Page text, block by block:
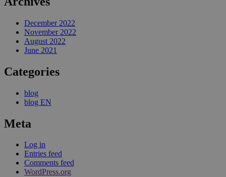
December 2022
November 2022
August 2022
June 2021
Categories
blog
blog EN
Meta
Log in
Entries feed
Comments feed
WordPress.org